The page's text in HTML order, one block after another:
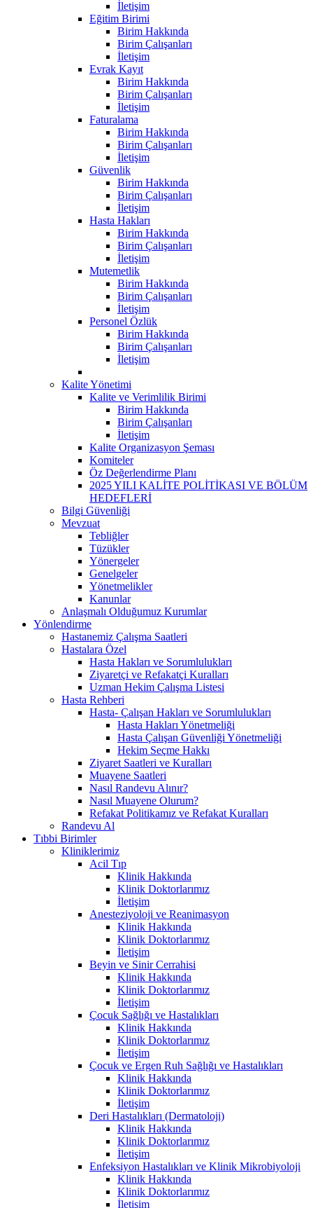
İletişim
Eğitim Birimi
Birim Hakkında
Birim Çalışanları
İletişim
Evrak Kayıt
Birim Hakkında
Birim Çalışanları
İletişim
Faturalama
Birim Hakkında
Birim Çalışanları
İletişim
Güvenlik
Birim Hakkında
Birim Çalışanları
İletişim
Hasta Hakları
Birim Hakkında
Birim Çalışanları
İletişim
Mutemetlik
Birim Hakkında
Birim Çalışanları
İletişim
Personel Özlük
Birim Hakkında
Birim Çalışanları
İletişim
Kalite Yönetimi
Kalite ve Verimlilik Birimi
Birim Hakkında
Birim Çalışanları
İletişim
Kalite Organizasyon Şeması
Komiteler
Öz Değerlendirme Planı
2025 YILI KALİTE POLİTİKASI VE BÖLÜM
HEDEFLERİ
Bilgi Güvenliği
Mevzuat
Tebliğler
Tüzükler
Yönergeler
Genelgeler
Yönetmelikler
Kanunlar
Anlaşmalı Olduğumuz Kurumlar
Yönlendirme
Hastanemiz Çalışma Saatleri
Hastalara Özel
Hasta Hakları ve Sorumlulukları
Ziyaretçi ve Refakatçi Kuralları
Uzman Hekim Çalışma Listesi
Hasta Rehberi
Hasta- Çalışan Hakları ve Sorumlulukları
Hasta Hakları Yönetmeliği
Hasta Çalışan Güvenliği Yönetmeliği
Hekim Seçme Hakkı
Ziyaret Saatleri ve Kuralları
Muayene Saatleri
Nasıl Randevu Alınır?
Nasıl Muayene Olurum?
Refakat Politikamız ve Refakat Kuralları
Randevu Al
Tıbbi Birimler
Kliniklerimiz
Acil Tıp
Klinik Hakkında
Klinik Doktorlarımız
İletişim
Anesteziyoloji ve Reanimasyon
Klinik Hakkında
Klinik Doktorlarımız
İletişim
Beyin ve Sinir Cerrahisi
Klinik Hakkında
Klinik Doktorlarımız
İletişim
Çocuk Sağlığı ve Hastalıkları
Klinik Hakkında
Klinik Doktorlarımız
İletişim
Çocuk ve Ergen Ruh Sağlığı ve Hastalıkları
Klinik Hakkında
Klinik Doktorlarımız
İletişim
Deri Hastalıkları (Dermatoloji)
Klinik Hakkında
Klinik Doktorlarımız
İletişim
Enfeksiyon Hastalıkları ve Klinik Mikrobiyoloji
Klinik Hakkında
Klinik Doktorlarımız
İletişim